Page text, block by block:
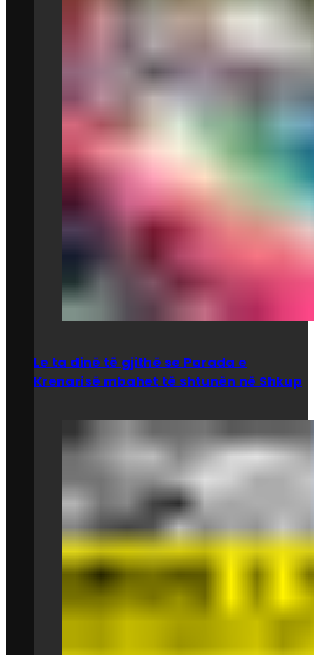
Le ta dinë të gjithë se Parada e
Krenarisë mbahet të shtunën në Shkup